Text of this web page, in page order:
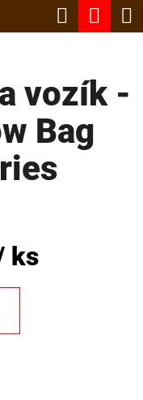
Hledat
vozík -
Bag
ks